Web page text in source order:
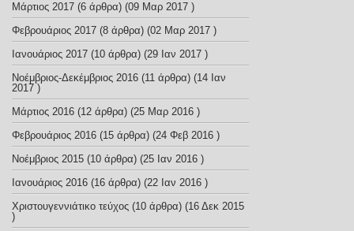
Μάρτιος 2017 (6 άρθρα) (09 Μαρ 2017 )
Φεβρουάριος 2017 (8 άρθρα) (02 Μαρ 2017 )
Ιανουάριος 2017 (10 άρθρα) (29 Ιαν 2017 )
Νοέμβριος-Δεκέμβριος 2016 (11 άρθρα) (14 Ιαν
2017 )
Μάρτιος 2016 (12 άρθρα) (25 Μαρ 2016 )
Φεβρουάριος 2016 (15 άρθρα) (24 Φεβ 2016 )
Nοέμβριος 2015 (10 άρθρα) (25 Ιαν 2016 )
Ιανουάριος 2016 (16 άρθρα) (22 Ιαν 2016 )
Χριστουγεννιάτικο τεύχος (10 άρθρα) (16 Δεκ 2015
)